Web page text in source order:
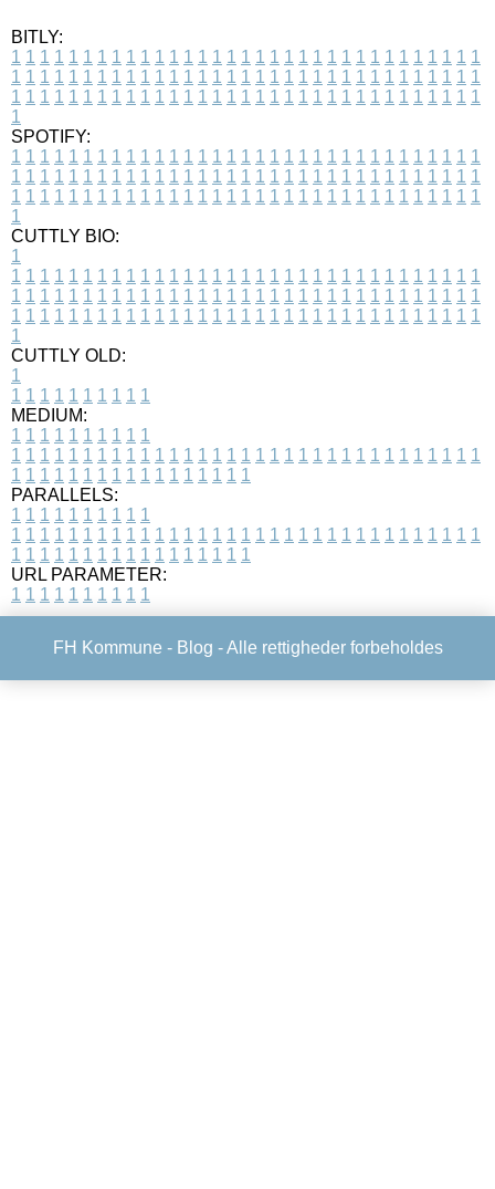
BITLY:
1 1 1 1 1 1 1 1 1 1 1 1 1 1 1 1 1 1 1 1 1 1 1 1 1 1 1 1 1 1 1 1 1
1 1 1 1 1 1 1 1 1 1 1 1 1 1 1 1 1 1 1 1 1 1 1 1 1 1 1 1 1 1 1 1 1
1 1 1 1 1 1 1 1 1 1 1 1 1 1 1 1 1 1 1 1 1 1 1 1 1 1 1 1 1 1 1 1 1
1
SPOTIFY:
1 1 1 1 1 1 1 1 1 1 1 1 1 1 1 1 1 1 1 1 1 1 1 1 1 1 1 1 1 1 1 1 1
1 1 1 1 1 1 1 1 1 1 1 1 1 1 1 1 1 1 1 1 1 1 1 1 1 1 1 1 1 1 1 1 1
1 1 1 1 1 1 1 1 1 1 1 1 1 1 1 1 1 1 1 1 1 1 1 1 1 1 1 1 1 1 1 1 1
1
CUTTLY BIO:
1
1 1 1 1 1 1 1 1 1 1 1 1 1 1 1 1 1 1 1 1 1 1 1 1 1 1 1 1 1 1 1 1 1
1 1 1 1 1 1 1 1 1 1 1 1 1 1 1 1 1 1 1 1 1 1 1 1 1 1 1 1 1 1 1 1 1
1 1 1 1 1 1 1 1 1 1 1 1 1 1 1 1 1 1 1 1 1 1 1 1 1 1 1 1 1 1 1 1 1
1
CUTTLY OLD:
1
1 1 1 1 1 1 1 1 1 1
MEDIUM:
1 1 1 1 1 1 1 1 1 1
1 1 1 1 1 1 1 1 1 1 1 1 1 1 1 1 1 1 1 1 1 1 1 1 1 1 1 1 1 1 1 1 1
1 1 1 1 1 1 1 1 1 1 1 1 1 1 1 1 1
PARALLELS:
1 1 1 1 1 1 1 1 1 1
1 1 1 1 1 1 1 1 1 1 1 1 1 1 1 1 1 1 1 1 1 1 1 1 1 1 1 1 1 1 1 1 1
1 1 1 1 1 1 1 1 1 1 1 1 1 1 1 1 1
URL PARAMETER:
1 1 1 1 1 1 1 1 1 1
FH Kommune - Blog - Alle rettigheder forbeholdes